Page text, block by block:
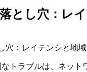
とし穴：レ
穴：レイテンシと地
トラブルは、ネット